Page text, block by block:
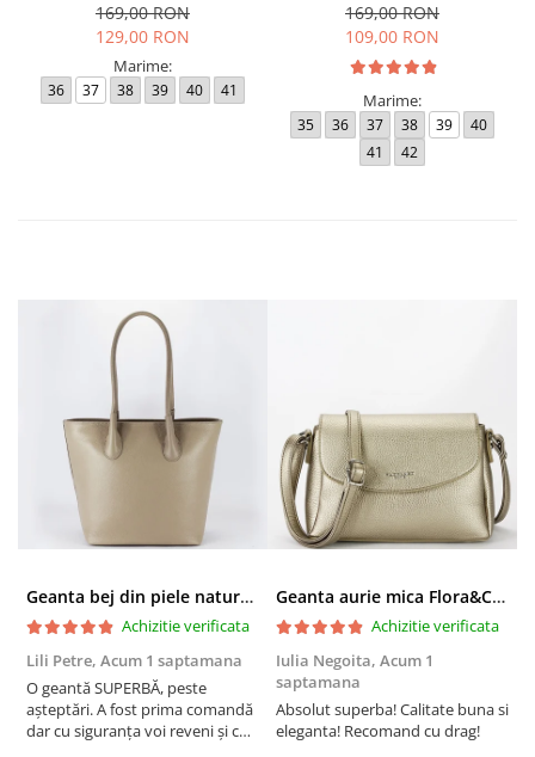
169,00 RON
129,00 RON
Marime:
36 37 38 39 40 41
169,00 RON
109,00 RON
Marime:
35 36 37 38 39
40
41
42
Geanta bej din piele naturala 8966 123
Achizitie verificata
Lili Petre, Acum 1 saptamana
O geantă SUPERBĂ, peste
așteptări. A fost prima comandă
dar cu siguranța voi reveni și cu
Geanta aurie mica Flora&CO Paris H6930 16
Achizitie verificata
Iulia Negoita, Acum 1
saptamana
Absolut superba! Calitate buna si
eleganta! Recomand cu drag!